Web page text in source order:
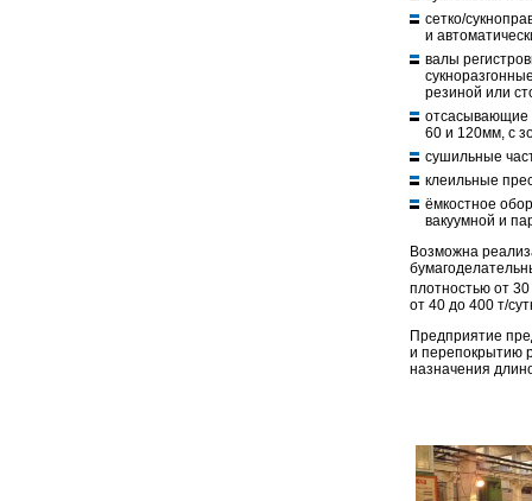
сетко/
и
валы
резиной или
отсасывающие
60 и 120мм, с
сушильные
клеильные
ёмкостное
вакуумной и
Возможна
плотностью от
от 40 до 400 т/
Предприятие
и перепокрытию
назначения